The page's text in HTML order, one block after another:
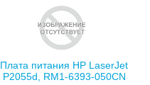
Плата питания HP LaserJet
P2055d, RM1-6393-050CN